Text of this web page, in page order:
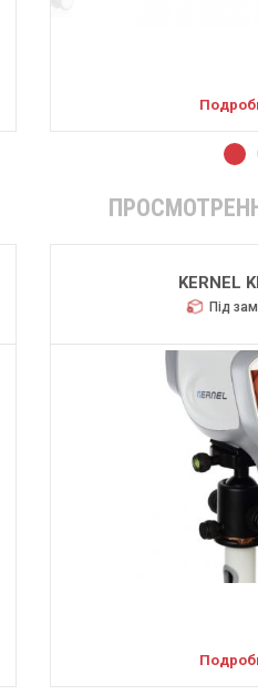
KERNEL
Під